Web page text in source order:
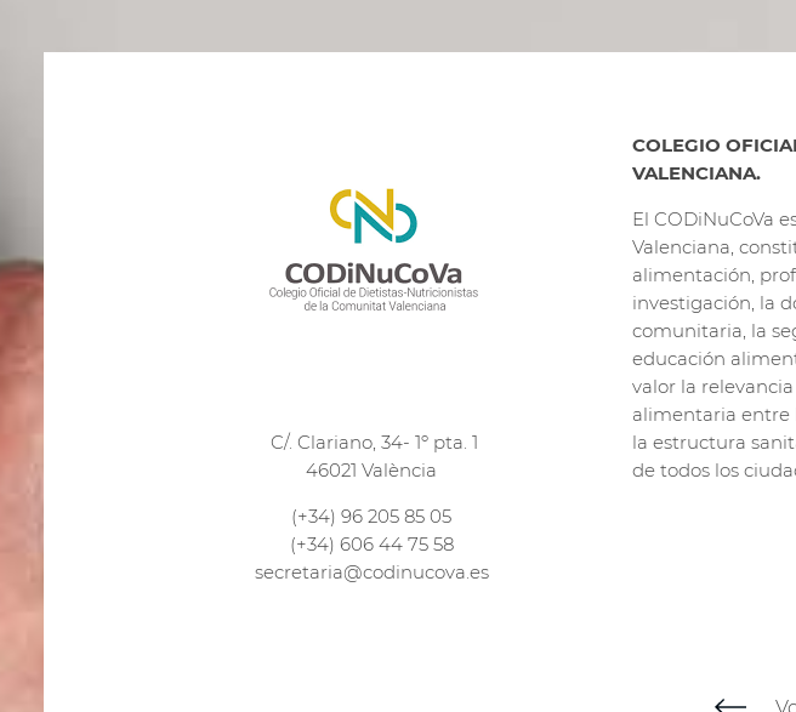
C/. Clariano, 34- 1º pta. 1
46021 València
(+34) 96 205 85 05
(+34) 606 44 75 58
secretaria@codinucova.es
COLEGIO
VALENCIANA.
El CODiNuCoVa
Valenciana,
alimentación,
investigación, la
comunitaria, la
educación
valor la
alimentaria entre
la estructura
de todos los